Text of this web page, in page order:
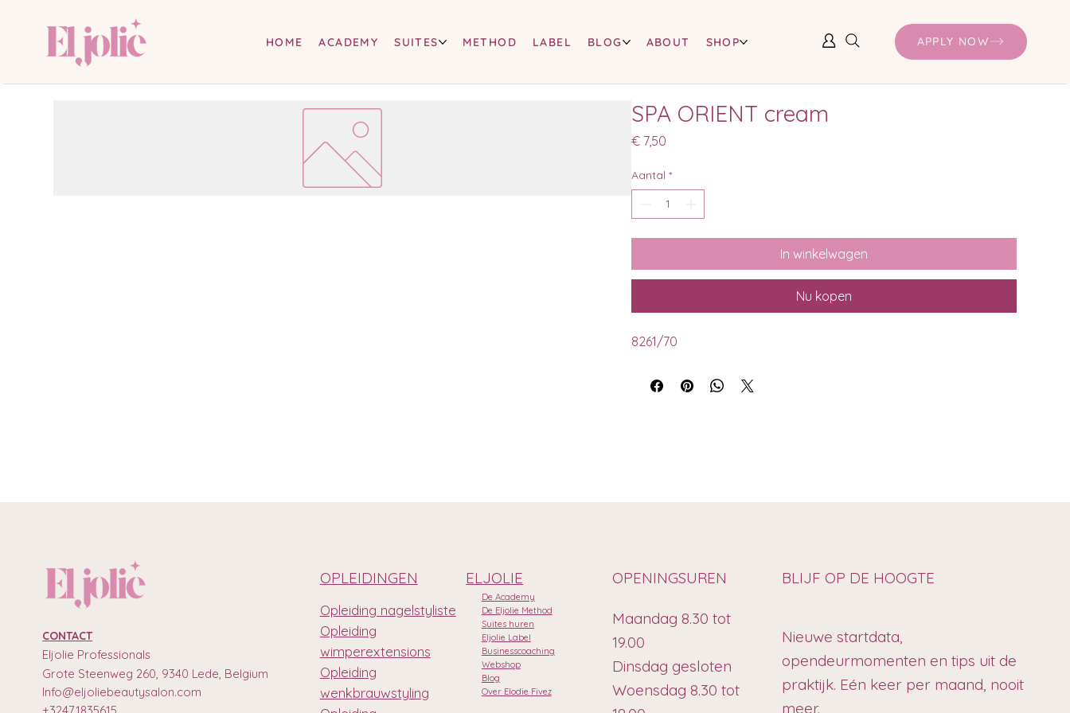
HOME ACADEMY SUITES METHOD LABEL BLOG ABOUT SHOP APPLY NOW
SPA ORIENT cream
€ 7,50Prijs
Aantal *
In winkelwagen
Nu kopen
8261/70
Maandag 8.30 tot
19.00
Dinsdag gesloten
Woensdag 8.30 tot
OPENINGSUREN
De Academy
De Eljolie Method
Suites huren
Eljolie Label
Businesscoaching
Webshop
Blog
Over Elodie Fivez
ELJOLIE
Opleiding nagelstyliste
Opleiding
wimperextensions
Opleiding
wenkbrauwstyling
OPLEIDINGEN
CONTACT
Eljolie Professionals
Grote Steenweg 260, 9340 Lede, Belgium
Info@eljoliebeautysalon.com
+32471835615
BLIJF OP DE HOOGTE
Nieuwe startdata,
opendeurmomenten en tips uit de
praktijk. Eén keer per maand, nooit
meer.